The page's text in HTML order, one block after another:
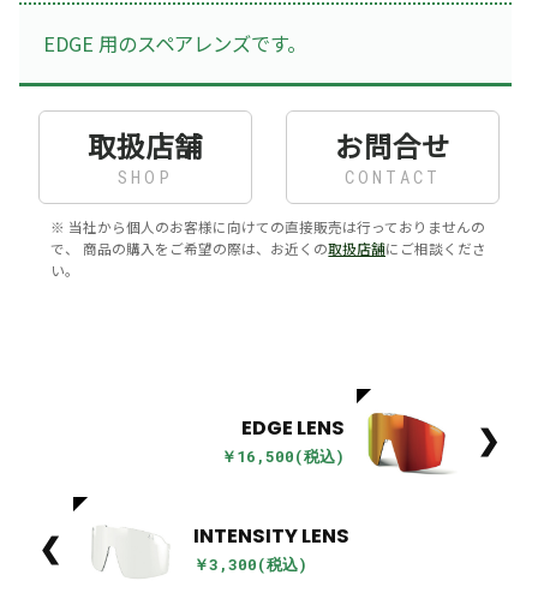
EDGE 用のスペアレンズです。
取扱店舗
SHOP
お問合せ
CONTACT
※ 当社から個人のお客様に向けての直接販売は行っておりませんの
で、 商品の購入をご希望の際は、お近くの取扱店舗にご相談くださ
い。
EDGE LENS
￥16,500(税込) ❯
❮ INTENSITY LENS
￥3,300(税込)